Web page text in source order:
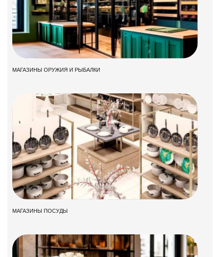
МАГАЗИНЫ ОРУЖИЯ И РЫБАЛКИ
МАГАЗИНЫ ПОСУДЫ